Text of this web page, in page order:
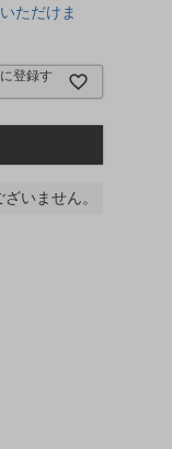
ただけま
登録す
いません。